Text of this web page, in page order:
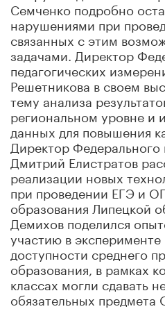
Семченко подробно
нарушениями при
связанных с этим
задачами. Директор
педагогических
Решетникова в своем
тему анализа
региональном уровне и
данных для повышения
Директор Федерального
Дмитрий Елистратов
реализации новых
при проведении ЕГЭ и
образования Липецкой
Демихов поделился
участию в
доступности среднего
образования, в рамках
классах могли сдавать
обязательных предмета